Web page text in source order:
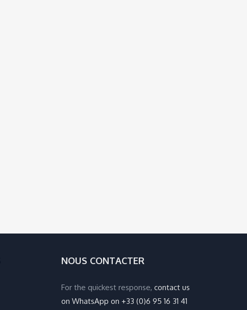
NOUS CONTACTER
For the quickest response, contact us
on WhatsApp on +33 (0)6 95 16 31 41